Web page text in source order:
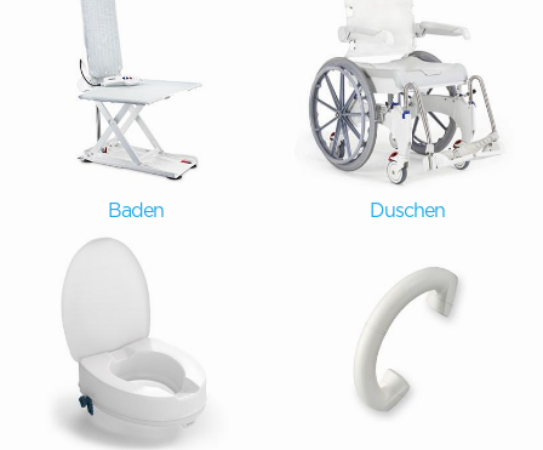
Baden Duschen